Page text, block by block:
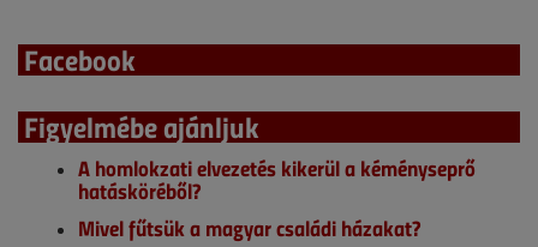
Facebook
Figyelmébe ajánljuk
A homlokzati elvezetés kikerül a kéményseprő
hatásköréből?
Mivel fűtsük a magyar családi házakat?